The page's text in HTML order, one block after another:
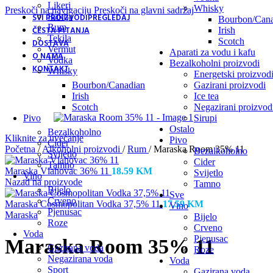
Preskoči na navigaciju Preskoči na glavni sadržaj
SVI PROIZVODIPREGLEDAJ
ČESTA PITANJA
DOSTAVA
O NAMA
KONTAKT
Likeri
Rakija
Rum
Tekila
Vermut
Vodka
Whisky
Bourbon/Canadian
Irish
Scotch
Pivo
Bezalkoholno
Cider
Svijetlo
Tamno
Vino
Bijelo
Crveno
Pjenusac
Roze
Voda
Gazirana voda
Negazirana voda
Sport
Whisky
Bourbon/
Irish
Scotch
Aparati za vodu i kafu
Bezalkoholni proizvodi
Energetski proizvodi
Gazirani proizvodi
Ice tea
Negazirani
Sirupi
Ostalo
Pivo
Bezalkoholno
Cider
Svijetlo
Tamno
Sve
Vino
Bijelo
Crveno
Pjenusac
Roze
Voda
Kliknite za uvećanje
Početna / Alkoholni proizvodi / Rum / Maraska Room 35% 11
Maraska Vlahovac 36% 11 18.59 KM
Nazad na proizvode
Maraska Cosmopolitan Vodka 37,5% 1117.59KM
Maraska
Maraska Room 35% 11